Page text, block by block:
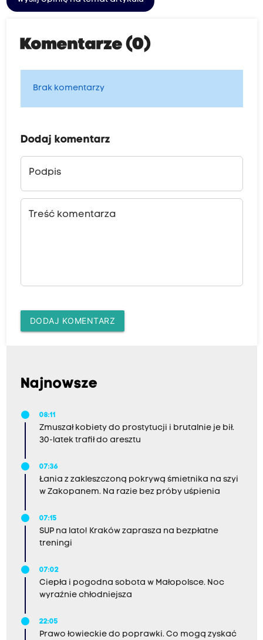
Komentarze (0)
Brak komentarzy
Dodaj komentarz
Podpis
Treść komentarza
DODAJ KOMENTARZ
Najnowsze
08:11
Zmuszał kobiety do prostytucji i brutalnie je bił.
30-latek trafił do aresztu
07:36
Łania z zakleszczoną pokrywą śmietnika na szyi
w Zakopanem. Na razie bez próby uśpienia
07:15
SUP na lato! Kraków zaprasza na bezpłatne
treningi
07:02
Ciepła i pogodna sobota w Małopolsce. Noc
wyraźnie chłodniejsza
22:05
Prawo łowieckie do poprawki. Co mogą zyskać